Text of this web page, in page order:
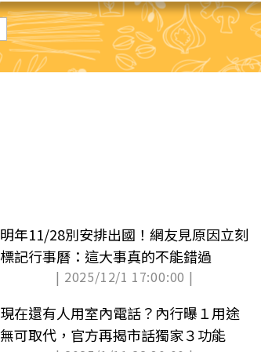
明年11/28別安排出國！網友見原因立刻
標記行事曆：這大事真的不能錯過
| 2025/12/1 17:00:00 |
現在還有人用室內電話？內行曝１用途
無可取代，官方再揭市話獨家３功能